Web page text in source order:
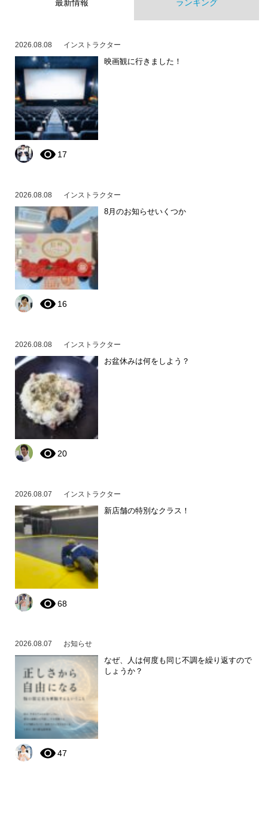
最新情報 ランキング
2026.08.08 インストラクター
映画観に行きました！
17
2026.08.08 インストラクター
8月のお知らせいくつか
16
2026.08.08 インストラクター
お盆休みは何をしよう？
20
2026.08.07 インストラクター
新店舗の特別なクラス！
68
2026.08.07 お知らせ
なぜ、人は何度も同じ不調を繰り返すので
しょうか？
47